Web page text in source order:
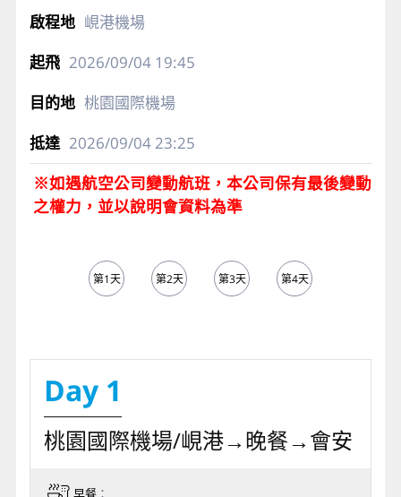
峴港機場
2026/09/0419:45
桃園國際機場
2026/09/0423:25
※如遇航空公司變動航班，本公司保有最後變動
之權力，並以說明會資料為準
第1天 第2天 第3天 第4天
Day 1
桃園國際機場/峴港→晚餐→會安